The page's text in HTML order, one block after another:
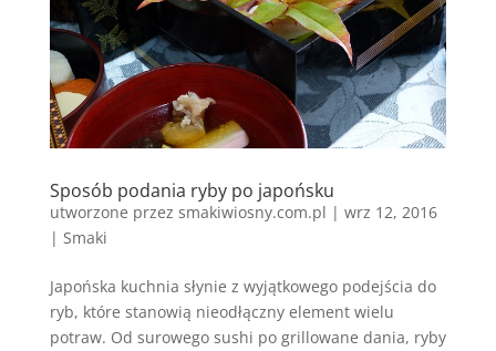
Sposób podania ryby po japońsku
utworzone przez smakiwiosny.com.pl | wrz 12, 2016
| Smaki
Japońska kuchnia słynie z wyjątkowego podejścia do
ryb, które stanowią nieodłączny element wielu
potraw. Od surowego sushi po grillowane dania, ryby